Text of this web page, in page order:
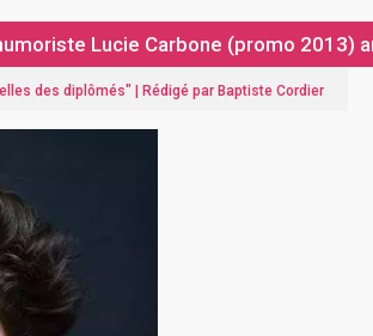
Lucie Carbone (promo 2013)
des diplômés" | Rédigé par Baptiste Cordier